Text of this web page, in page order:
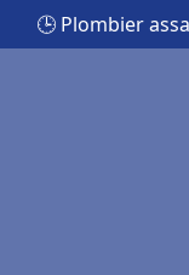
🕒 Plombier